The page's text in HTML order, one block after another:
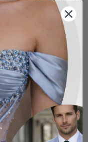
particolare, stampa
floreale
35,00 €